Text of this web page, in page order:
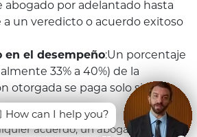
abogado por adelantado hasta
a un veredicto o acuerdo exitoso
en el desempeño:Un porcentaje
33% a 40%) de la
otorgada se paga solo si se
acuerdo, un abogado debe
How can I help you?